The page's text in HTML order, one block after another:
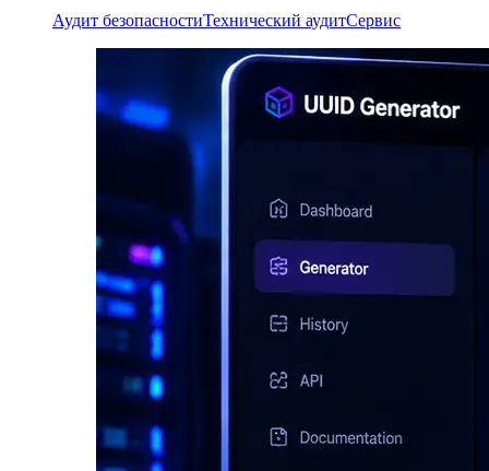
Аудит безопасностиТехнический аудитСервис